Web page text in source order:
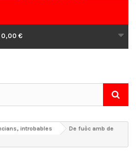
0,00 €
introbables
De fuòc amb de